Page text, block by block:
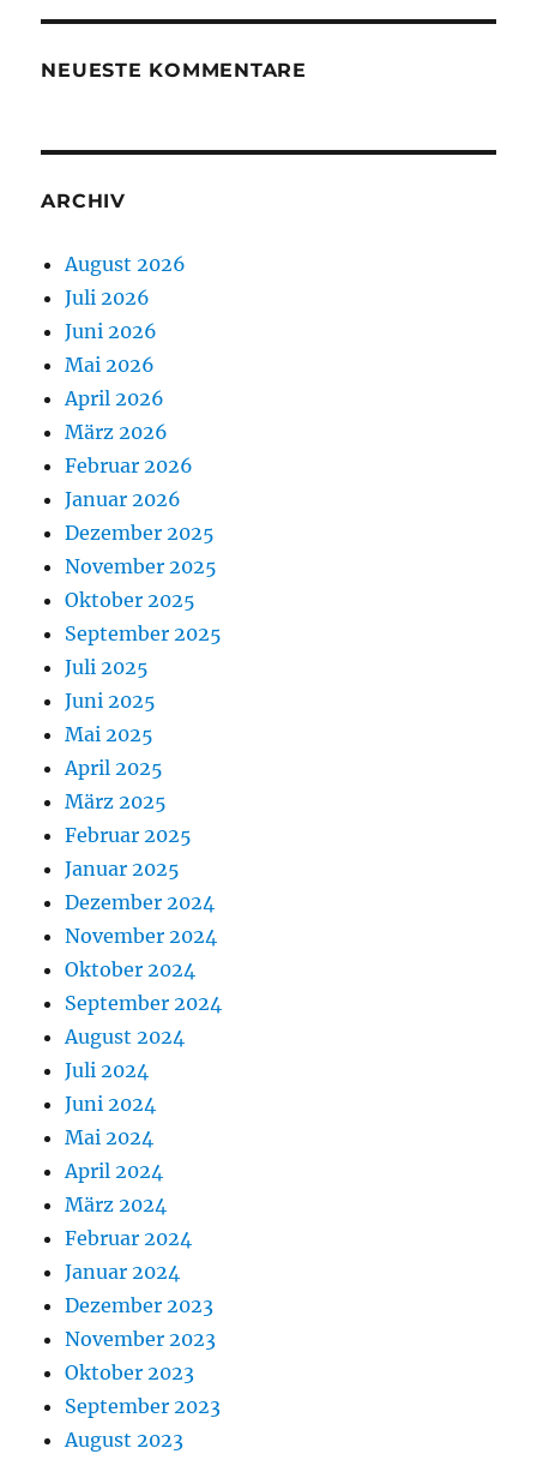
NEUESTE KOMMENTARE
ARCHIV
August 2026
Juli 2026
Juni 2026
Mai 2026
April 2026
März 2026
Februar 2026
Januar 2026
Dezember 2025
November 2025
Oktober 2025
September 2025
Juli 2025
Juni 2025
Mai 2025
April 2025
März 2025
Februar 2025
Januar 2025
Dezember 2024
November 2024
Oktober 2024
September 2024
August 2024
Juli 2024
Juni 2024
Mai 2024
April 2024
März 2024
Februar 2024
Januar 2024
Dezember 2023
November 2023
Oktober 2023
September 2023
August 2023